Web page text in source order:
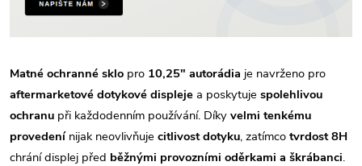
Matné ochranné sklo pro 10,25" autorádia je navrženo pro
aftermarketové dotykové displeje a poskytuje spolehlivou
ochranu při každodenním používání. Díky velmi tenkému
provedenínijak neovlivňuje citlivost dotyku, zatímco tvrdost 8H
chrání displej před běžnými provozními oděrkami a škrábanci.